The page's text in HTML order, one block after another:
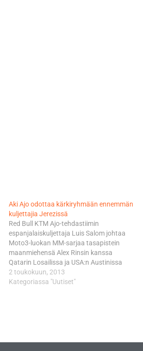
Aki Ajo odottaa kärkiryhmään ennemmän
kuljettajia Jerezissä
Red Bull KTM Ajo-tehdastiimin
espanjalaiskuljettaja Luis Salom johtaa
Moto3-luokan MM-sarjaa tasapistein
maanmiehensä Alex Rinsin kanssa
Qatarin Losailissa ja USA:n Austinissa
ajettujen kilpailujen jälkeen. Salomin
tiimikavereista malesialainen Zulfahmi
2 toukokuun, 2013
Kategoriassa "Uutiset"